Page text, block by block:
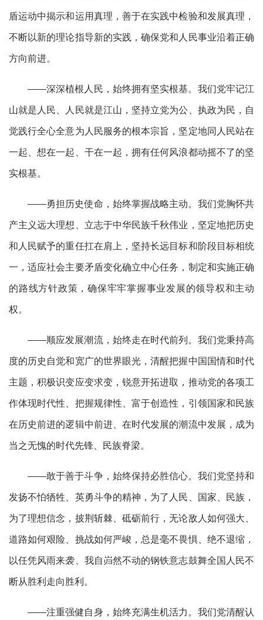
盾运动中揭示和运用真理，善于在实践中检验和发展真理，
不断以新的理论指导新的实践，确保党和人民事业沿着正确
方向前进。
——深深植根人民，始终拥有坚实根基。我们党牢记江
山就是人民、人民就是江山，坚持立党为公、执政为民，自
觉践行全心全意为人民服务的根本宗旨，坚定地同人民站在
一起、想在一起、干在一起，拥有任何风浪都动摇不了的坚
实根基。
——勇担历史使命，始终掌握战略主动。我们党胸怀共
产主义远大理想、立志于中华民族千秋伟业，坚定地把历史
和人民赋予的重任扛在肩上，坚持长远目标和阶段目标相统
一，适应社会主要矛盾变化确立中心任务，制定和实施正确
的路线方针政策，确保牢牢掌握事业发展的领导权和主动
权。
——顺应发展潮流，始终走在时代前列。我们党秉持高
度的历史自觉和宽广的世界眼光，清醒把握中国国情和时代
主题，积极识变应变求变，锐意开拓进取，推动党的各项工
作体现时代性、把握规律性、富于创造性，引领国家和民族
在历史前进的逻辑中前进、在时代发展的潮流中发展，成为
当之无愧的时代先锋、民族脊梁。
——敢于善于斗争，始终保持必胜信心。我们党坚持和
发扬不怕牺牲、英勇斗争的精神，为了人民、国家、民族，
为了理想信念，披荆斩棘、砥砺前行，无论敌人如何强大、
道路如何艰险、挑战如何严峻，总是毫不畏惧、绝不退缩，
以任凭风雨来袭、我自岿然不动的钢铁意志鼓舞全国人民不
断从胜利走向胜利。
——注重强健自身，始终充满生机活力。我们党清醒认